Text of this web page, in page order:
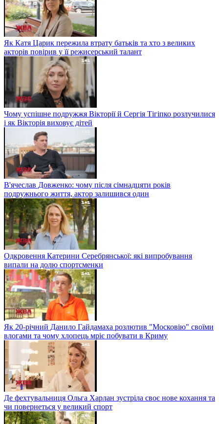
Як Катя Царик пережила втрату батьків та хто з великих
акторів повірив у її режисерський талант
Чому успішне подружжя Вікторії й Сергія Тігіпко розлучилися
і як Вікторія виховує дітей
В'ячеслав Довженко: чому після сімнадцяти років
подружнього життя, актор залишився один
Одкровення Катерини Серебрянської: які випробування
випали на долю спортсменки
Як 20-річний Данило Гайдамаха розлютив "Московію" своїми
влогами та чому хлопець мріє побувати в Криму
Де фехтувальниця Ольга Харлан зустріла своє нове кохання та
чи повернеться у великий спорт